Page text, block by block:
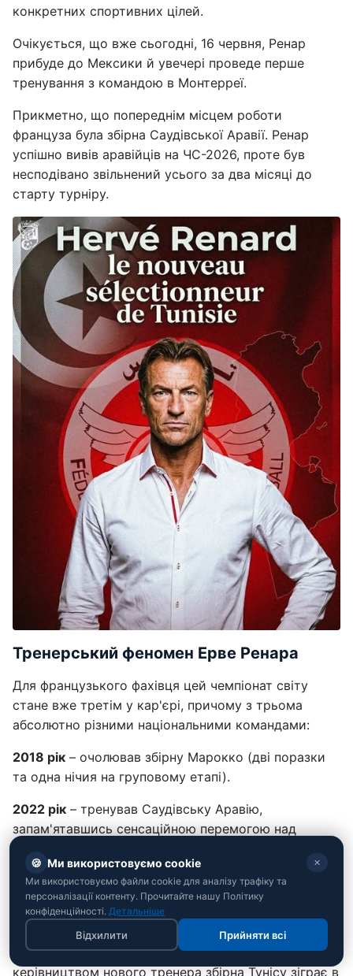
конкретних спортивних цілей.
Очікується, що вже сьогодні, 16 червня, Ренар
прибуде до Мексики й увечері проведе перше
тренування з командою в Монтерреї.
Прикметно, що попереднім місцем роботи
француза була збірна Саудівської Аравії. Ренар
успішно вивів аравійців на ЧС-2026, проте був
несподівано звільнений усього за два місяці до
старту турніру.
Тренерський феномен Ерве Ренара
Для французького фахівця цей чемпіонат світу
стане вже третім у кар'єрі, причому з трьома
абсолютно різними національними командами:
2018 рік – очолював збірну Марокко (дві поразки
та одна нічия на груповому етапі).
2022 рік – тренував Саудівську Аравію,
запам'ятавшись сенсаційною перемогою над
Крім того, у 2023 році Ренар працював ще на
одному ЧС – жіночому. Він керував збірною
Франції, з якою дійшов до чвертьфіналу.
Свій наступний поєдинок на Мундіалі-2026 під
керівництвом нового тренера збірна Тунісу зіграє в
🍪 Ми використовуємо cookie ✕
Ми використовуємо файли cookie для аналізу трафіку та
персоналізації контенту. Прочитайте нашу Політику
конфіденційності. Детальніше
Відхилити Прийняти всі